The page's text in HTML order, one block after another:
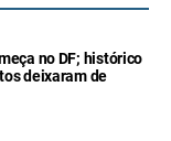
no DF; histórico
deixaram de